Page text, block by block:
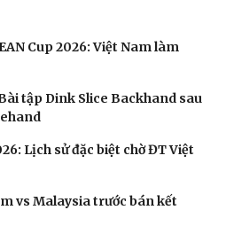
Cup 2026: Việt Nam làm
tập Dink Slice Backhand sau
Lịch sử đặc biệt chờ ĐT Việt
vs Malaysia trước bán kết